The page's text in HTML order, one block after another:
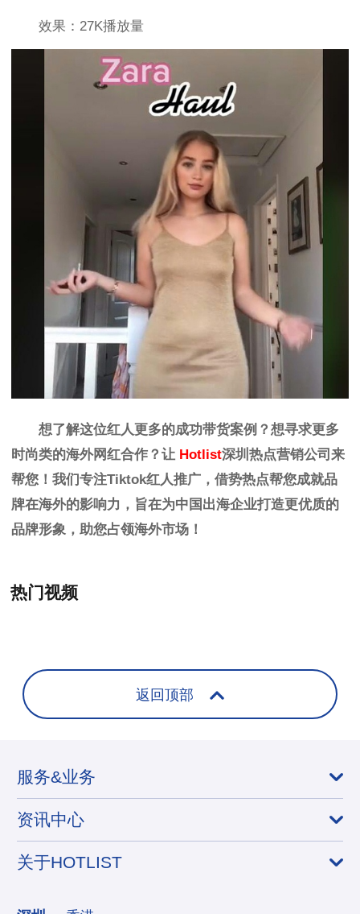
效果：27K播放量
想了解这位红人更多的成功带货案例？想寻求更多
时尚类的海外网红合作？让 Hotlist深圳热点营销公司来
帮您！我们专注Tiktok红人推广， 借势热点帮您成就品
牌在海外的影响力，旨在为中国出海企业打造更优质的
品牌形象，助您占领海外市场！
热门视频
返回顶部
服务&业务
资讯中心
关于HOTLIST